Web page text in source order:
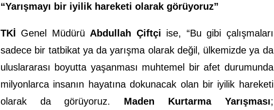
“Yarışmayı bir iyilik hareketi olarak görüyoruz”
TKİ Genel Müdürü Abdullah Çiftçi ise, “Bu gibi çalışmaları
sadece bir tatbikat ya da yarışma olarak değil, ülkemizde ya da
uluslararası boyutta yaşanması muhtemel bir afet durumunda
milyonlarca insanın hayatına dokunacak olan bir iyilik hareketi
olarak da görüyoruz.
Maden Kurtarma Yarışması;